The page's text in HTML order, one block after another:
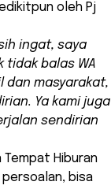
oleh Pj
ingat, saya
tidak balas WA
dan masyarakat,
Ya kami juga
sendirian
Tempat Hiburan
persoalan, bisa